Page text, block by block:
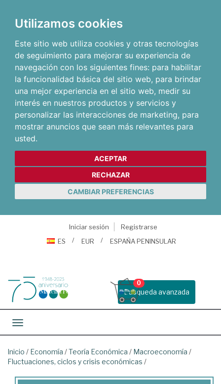
Utilizamos cookies
Este sitio web utiliza cookies y otras tecnologías
de seguimiento para mejorar su experiencia de
navegación con los siguientes fines: para habilitar
la funcionalidad básica del sitio web, para brindar
una mejor experiencia en el sitio web, medir su
interés en nuestros productos y servicios y
personalizar las interacciones de marketing, para
mostrar anuncios que sean más relevantes para
usted.
ACEPTAR
RECHAZAR
CAMBIAR PREFERENCIAS
Iniciar sesión
Registrarse
ES
EUR ESPAÑA PENINSULAR
Busqueda avanzada
0
Toggle navigation
Inicio / Economía /Teoría Económica / Macroeconomía /
Fluctuaciones, ciclos y crisis económicas /